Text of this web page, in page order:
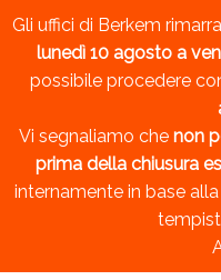
Gli uffici di Berkem
lunedì 10 agosto a
possibile procedere
Vi segnaliamo che non
prima della chiusura
internamente in base